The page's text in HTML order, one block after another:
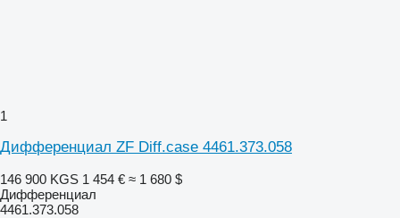
1
Дифференциал ZF Diff.case 4461.373.058
146 900 KGS 1 454 € ≈ 1 680 $
Дифференциал
4461.373.058